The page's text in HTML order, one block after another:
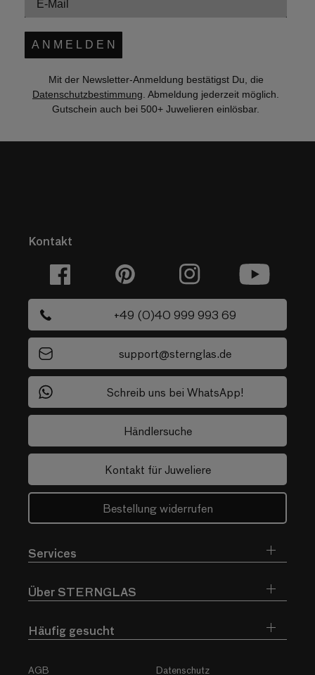
A N M E L D E N
Mit der Newsletter-Anmeldung bestätigst Du, die
Datenschutzbestimmung. Abmeldung jederzeit möglich.
Gutschein auch bei 500+ Juwelieren einlösbar.
Kontakt
Facebook Pinterest Instagram YouTube
+49 (0)40 999 993 69
support@sternglas.de
Schreib uns bei WhatsApp!
Händlersuche
Kontakt für Juweliere
Bestellung widerrufen
Services
Über STERNGLAS
Häufig gesucht
AGB Datenschutz